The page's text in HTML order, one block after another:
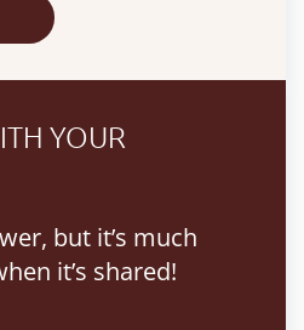
YOUR
but it’s much
it’s shared!